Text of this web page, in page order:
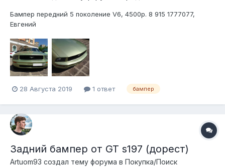
Бампер передний 5 поколение V6, 4500р. 8 915 1777077,
Евгений
28 Августа 2019 1 ответ бампер
Задний бампер от GT s197 (дорест)
Artuom93 создал тему форума в Покупка/Поиск